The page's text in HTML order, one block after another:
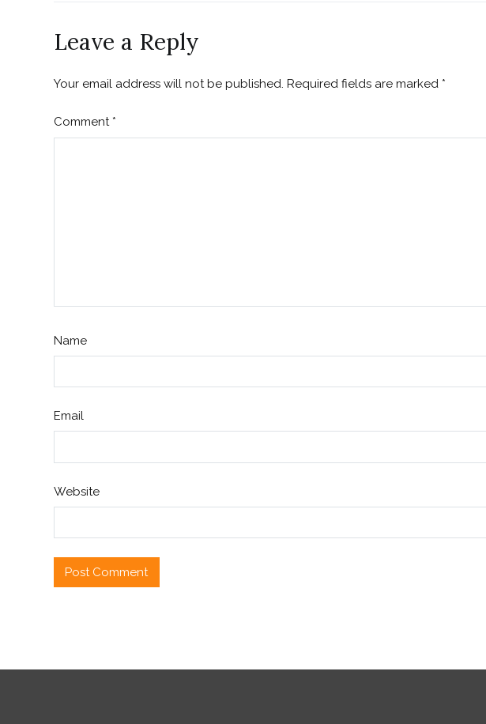
Leave a Reply
Your email address will not be published. Required fields are marked *
Comment *
Name
Email
Website